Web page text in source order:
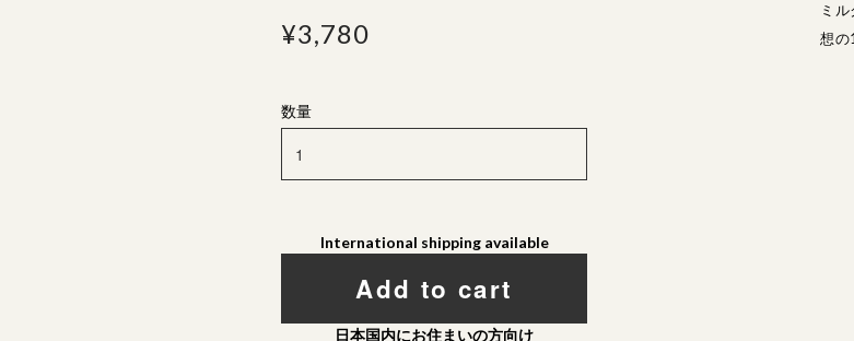
¥3,780
数量
International shipping available
Add to cart
日本国内にお住まいの方向け
ミ
想の